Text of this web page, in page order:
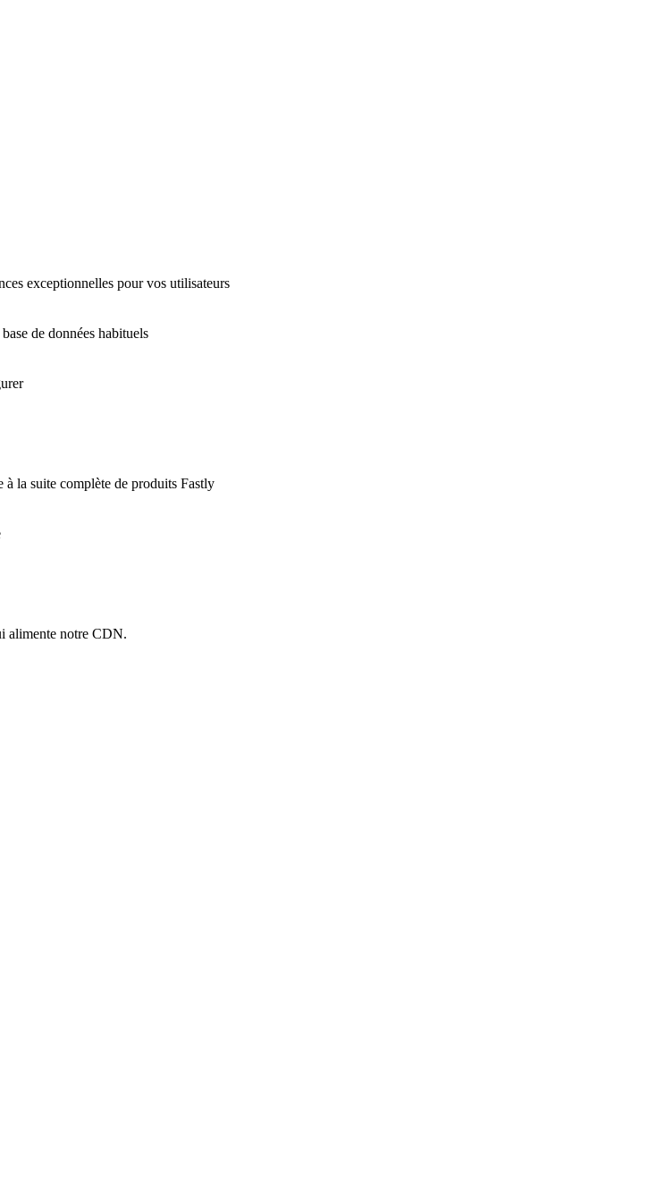
exceptionnelles pour vos utilisateurs
de données habituels
à la suite complète de produits Fastly
alimente notre CDN.